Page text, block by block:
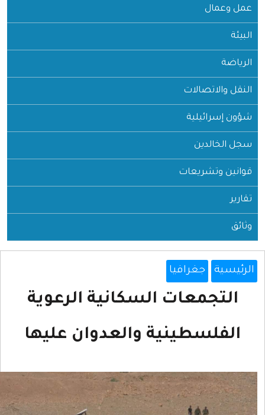
وتشريعات
جغرافيا
السكانية الرعوية
والعدوان عليها